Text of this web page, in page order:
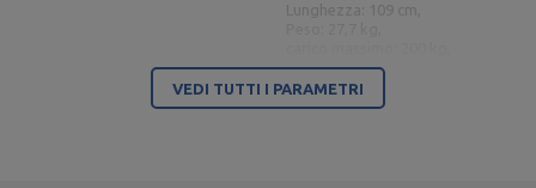
Supporto per barra MH-S204
Lunghezza: 109 cm,
Profili: 40 x 40 mm,
Assicurazione: 7 gradini / 77 -
163 cm,
VEDI TUTTI I PARAMETRI